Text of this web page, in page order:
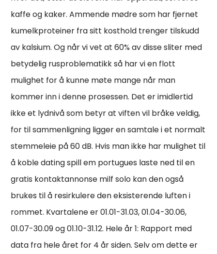
kaffe og kaker. Ammende mødre som har fjernet
kumelkproteiner fra sitt kosthold trenger tilskudd
av kalsium. Og når vi vet at 60% av disse sliter med
betydelig rusproblematikk så har vi en flott
mulighet for å kunne møte mange når man
kommer inn i denne prosessen. Det er imidlertid
ikke et lydnivå som betyr at viften vil bråke veldig,
for til sammenligning ligger en samtale i et normalt
stemmeleie på 60 dB. Hvis man ikke har mulighet til
å koble dating spill em portugues laste ned til en
gratis kontaktannonse milf solo kan den også
brukes til å resirkulere den eksisterende luften i
rommet. Kvartalene er 01.01-31.03, 01.04-30.06,
01.07-30.09 og 01.10-31.12. Hele år 1: Rapport med
data fra hele året for 4 år siden. Selv om dette er